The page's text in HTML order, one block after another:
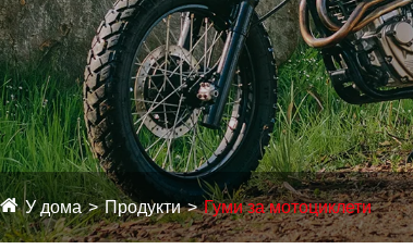
У дома Продукти Гуми за мотоциклети